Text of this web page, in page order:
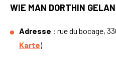
WIE MAN DORTHIN
Adresse : rue du bocage,
Karte)